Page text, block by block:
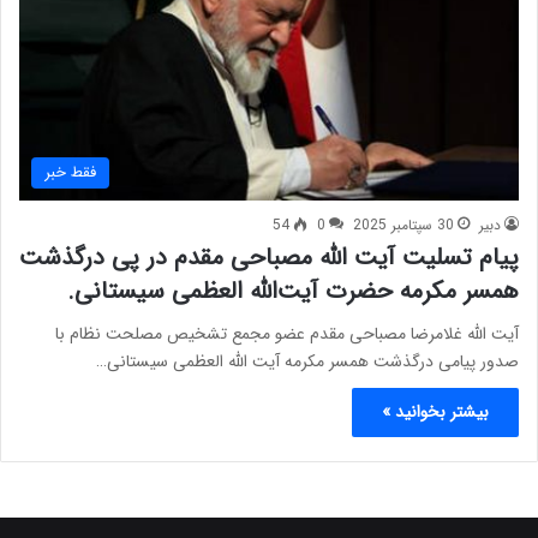
فقط خبر
دبیر 30 سپتامبر 2025 0
54
پیام تسلیت آیت الله مصباحی مقدم در پی درگذشت
همسر مکرمه حضرت آیت‌الله العظمی سیستانی.
آیت الله غلامرضا مصباحی مقدم عضو مجمع تشخیص مصلحت نظام با
صدور پیامی درگذشت همسر مکرمه آیت الله العظمی سیستانی…
بیشتر بخوانید »